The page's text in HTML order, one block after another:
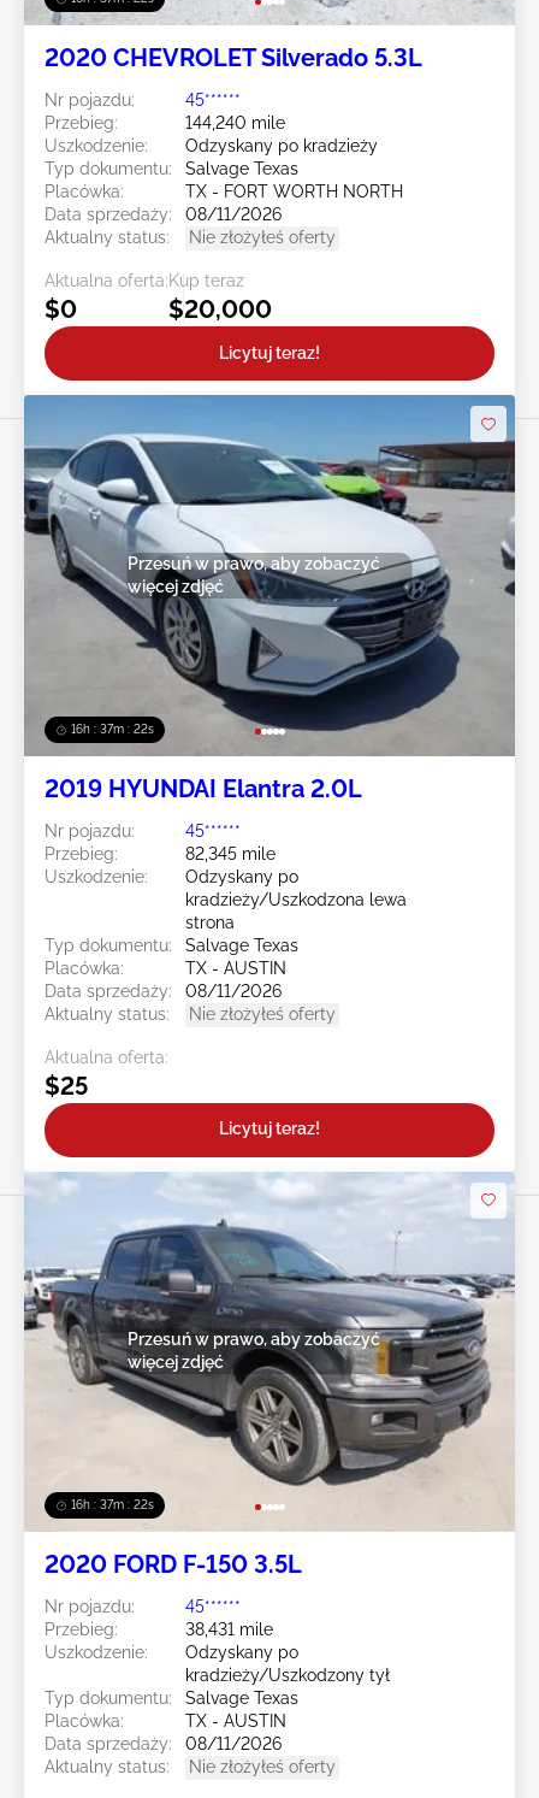
2020 CHEVROLET Silverado 5.3L
Nr pojazdu:
45******
Przebieg:
144,240 mile
Uszkodzenie:
Odzyskany po kradzieży
Typ dokumentu:
Salvage Texas
Placówka:
TX - FORT WORTH NORTH
Data sprzedaży:
08/11/2026
Aktualny status:
Nie złożyłeś oferty
Aktualna oferta:
$0
Kup teraz
$20,000
Licytuj teraz!
16h : 37m : 19s
Przesuń w prawo, aby zobaczyć
więcej zdjęć
2019 HYUNDAI Elantra 2.0L
Nr pojazdu:
45******
Przebieg:
82,345 mile
Uszkodzenie:
Odzyskany po
kradzieży/Uszkodzona lewa
strona
Typ dokumentu:
Salvage Texas
Placówka:
TX - AUSTIN
Data sprzedaży:
08/11/2026
Aktualny status:
Nie złożyłeś oferty
Aktualna oferta:
$25
Licytuj teraz!
16h : 37m : 19s
Przesuń w prawo, aby zobaczyć
więcej zdjęć
2020 FORD F-150 3.5L
Nr pojazdu:
45******
Przebieg:
38,431 mile
Uszkodzenie:
Odzyskany po
kradzieży/Uszkodzony tył
Typ dokumentu:
Salvage Texas
Placówka:
TX - AUSTIN
Data sprzedaży:
08/11/2026
Aktualny status:
Nie złożyłeś oferty